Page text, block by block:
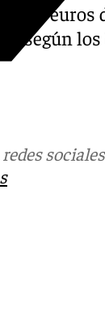
según